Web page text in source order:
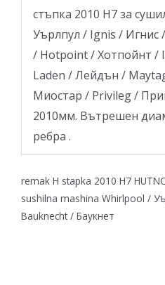
стъпка 2010 H7 за
Уърлпул / Ignis / Игнис
/ Hotpoint / Хотпойнт /
Laden / Лейдън /
Миостар / Privileg /
2010мм. Вътрешен
ребра .
remak H stapka 2010 H7
sushilna mashina Whirlpool /
Bauknecht / Баукнет